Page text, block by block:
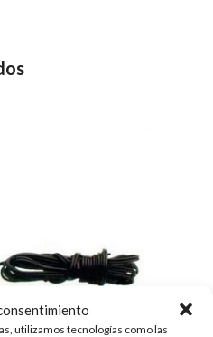
utilizamos tecnologías como las